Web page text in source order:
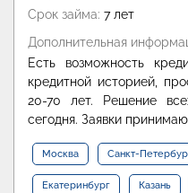
Срок займа: 7 лет
Дополнительная
Есть возможность
кредитной историей,
20-70 лет. Решение
сегодня. Заявки
Москва Санкт-
Екатеринбург Казань